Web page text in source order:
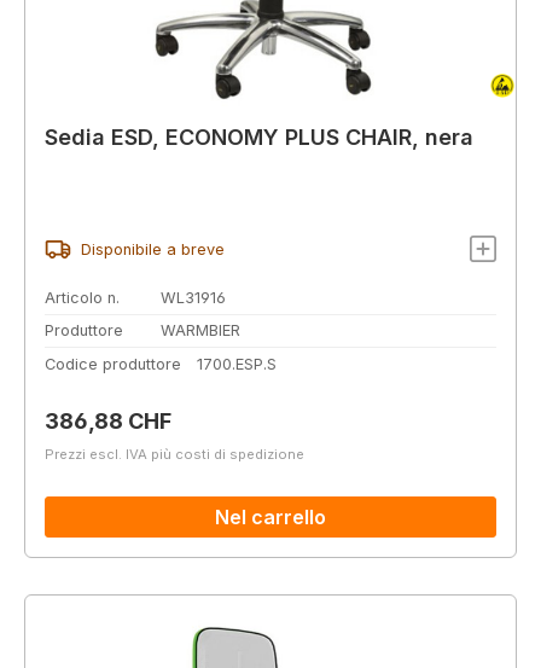
Sedia ESD, ECONOMY PLUS CHAIR, nera
Disponibile a breve
Articolo n.
WL31916
Produttore
WARMBIER
Codice produttore
1700.ESP.S
Prezzo normale:
386,88 CHF
Prezzi escl. IVA più costi di spedizione
Nel carrello